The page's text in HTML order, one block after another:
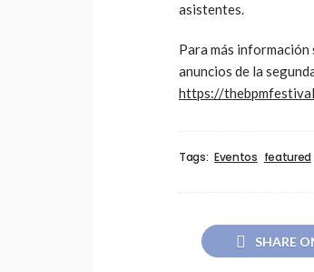
asistentes.
Para más
anuncios de la
https://
Tags: Eventos featured
SHARE